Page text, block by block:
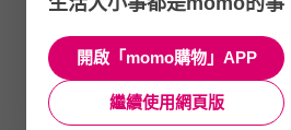
開啟「momo購物」APP
繼續使用網頁版